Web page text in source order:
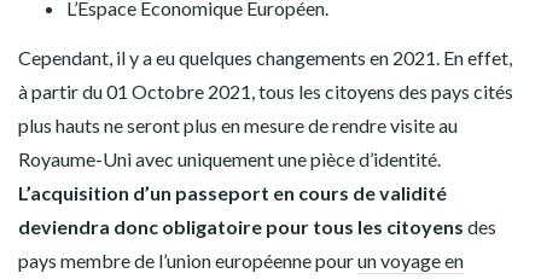
L’Espace Economique Européen.
Cependant, il y a eu quelques changements en 2021. En effet,
à partir du 01 Octobre 2021, tous les citoyens des pays cités
plus hauts ne seront plus en mesure de rendre visite au
Royaume-Uni avec uniquement une pièce d’identité.
L’acquisition d’un passeport en cours de validité
deviendra donc obligatoire pour tous les citoyens des
pays membre de l’union européenne pourun voyage en